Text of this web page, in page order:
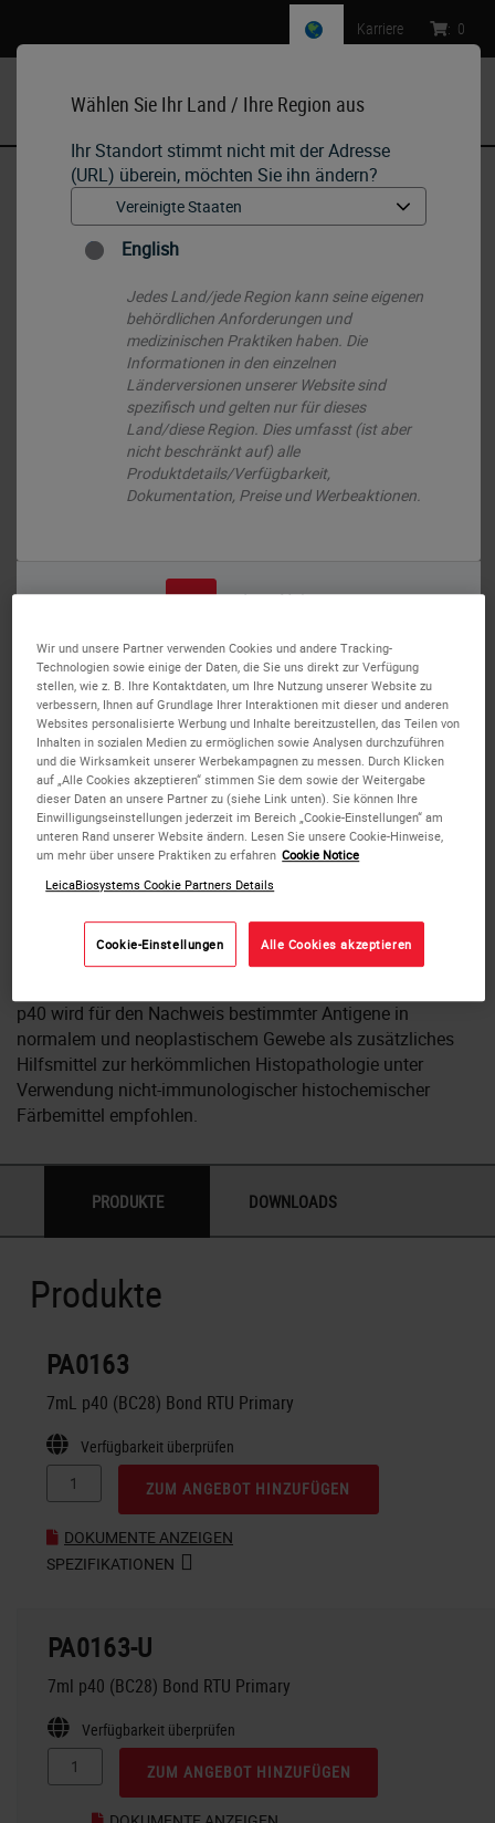
Wählen Sie Ihr Land / Ihre Region aus
Ihr Standort stimmt nicht mit der Adresse
(URL) überein, möchten Sie ihn ändern?
English
Jedes Land/jede Region kann seine eigenen
behördlichen Anforderungen und
medizinischen Praktiken haben. Die
Informationen in den einzelnen
Länderversionen unserer Website sind
spezifisch und gelten nur für dieses
Land/diese Region. Dies umfasst (ist aber
nicht beschränkt auf) alle
Produktdetails/Verfügbarkeit,
Dokumentation, Preise und Werbeaktionen.
Ja oder Nein
Karriere : 0
IHC & ISH • IHC Primary Antibodies
Squamous cell carcinoma of lung: Immunohistochemistry staining of p40.
p40: clone BC28
p40
Hintergründe des Antigens
p40 (Delta Np63) ist ein gekürztes Produkt von p63. Es wird
für gewöhnlich in der Basal- oder Vorläuferzellschicht von
mehrschichtigen Epithelien, in den Basalzellen der Prostata
sowie in den Myoepithelzellen der Brust und der
Speicheldrüsen, und Zytotrophoblasten in der Plazenta
exprimiert und zeigt mit IHC ein nukleares Färbemuster.
Unter den zahlreichen Neoplasmen mit positiven p40-
Markern können Plattenzellkarzinome mit pulmonalem und
unterschieden werden.
p40 wird für den Nachweis bestimmter Antigene in
normalem und neoplastischem Gewebe als zusätzliches
Hilfsmittel zur herkömmlichen Histopathologie unter
Verwendung nicht-immunologischer histochemischer
Färbemittel empfohlen.
PRODUKTE DOWNLOADS
Produkte
PA0163
7mL p40 (BC28) Bond RTU Primary
Verfügbarkeit überprüfen
ZUM ANGEBOT HINZUFÜGEN
DOKUMENTE ANZEIGEN
SPEZIFIKATIONEN
PA0163-U
7ml p40 (BC28) Bond RTU Primary
Verfügbarkeit überprüfen
ZUM ANGEBOT HINZUFÜGEN
Wir und unsere Partner verwenden Cookies und andere Tracking-
Technologien sowie einige der Daten, die Sie uns direkt zur Verfügung
stellen, wie z. B. Ihre Kontaktdaten, um Ihre Nutzung unserer Website zu
verbessern, Ihnen auf Grundlage Ihrer Interaktionen mit dieser und anderen
Websites personalisierte Werbung und Inhalte bereitzustellen, das Teilen von
Inhalten in sozialen Medien zu ermöglichen sowie Analysen durchzuführen
und die Wirksamkeit unserer Werbekampagnen zu messen. Durch Klicken
auf „Alle Cookies akzeptieren“ stimmen Sie dem sowie der Weitergabe
dieser Daten an unsere Partner zu (siehe Link unten). Sie können Ihre
Einwilligungseinstellungen jederzeit im Bereich „Cookie-Einstellungen“ am
unteren Rand unserer Website ändern. Lesen Sie unsere Cookie-Hinweise,
um mehr über unsere Praktiken zu erfahren Cookie Notice
LeicaBiosystems Cookie Partners Details
Cookie-Einstellungen Alle Cookies akzeptieren